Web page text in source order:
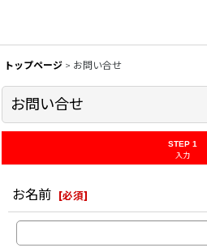
トップページ > お問い合せ
お問い合せ
STEP 1
入力
お名前 [必須]